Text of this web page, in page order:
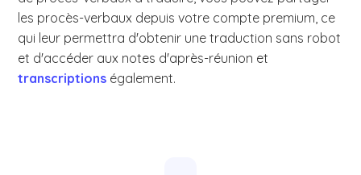
les procès-verbaux depuis votre compte premium, ce
qui leur permettra d'obtenir une traduction sans robot
et d'accéder aux notes d'après-réunion et
transcriptions également.